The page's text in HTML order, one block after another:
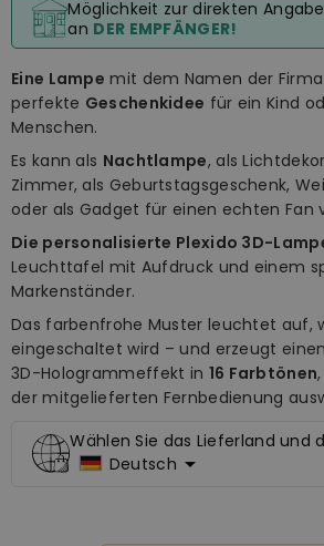
Möglichkeit zur direkten
an DER EMPFÄNGER!
Eine Lampe mit dem Namen der Firma
perfekte Geschenkidee für ein Kind
Menschen.
Es kann als Nachtlampe, als
Zimmer, als Geburtstagsgeschenk,
oder als Gadget für einen echten Fan
Die personalisierte Plexido 3D-
Leuchttafel mit Aufdruck und einem
Markenständer.
Das farbenfrohe Muster leuchtet auf,
eingeschaltet wird – und erzeugt
3D-Hologrammeffekt in 16 Farbtönen
der mitgelieferten Fernbedienung
Wählen Sie das Lieferland und
Deutsch 